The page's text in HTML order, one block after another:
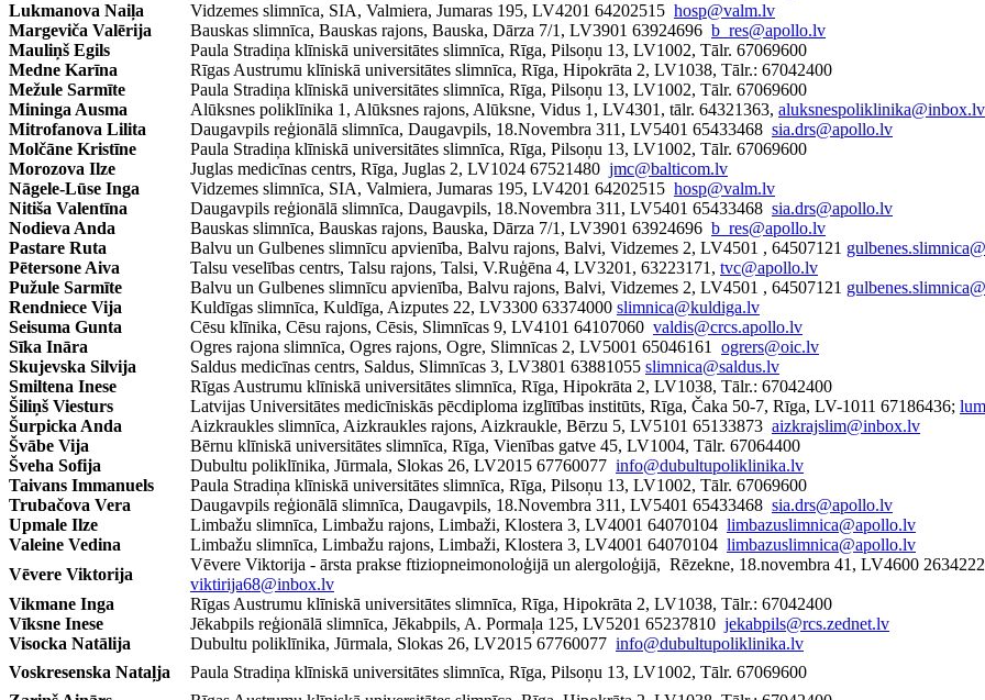
Lukmanova Naiļa
Vidzemes slimnīca, SIA, Valmiera, Jumaras 195, LV4201 64202515 hosp@valm.lv
Margeviča Valērija
Bauskas slimnīca, Bauskas rajons, Bauska, Dārza 7/1, LV3901 63924696 b_res@apollo.lv
Mauliņš Egils
Paula Stradiņa klīniskā universitātes slimnīca, Rīga, Pilsoņu 13, LV1002, Tālr. 67069600
Medne Karīna
Rīgas Austrumu klīniskā universitātes slimnīca, Rīga, Hipokrāta 2, LV1038, Tālr.: 67042400
Mežule Sarmīte
Paula Stradiņa klīniskā universitātes slimnīca, Rīga, Pilsoņu 13, LV1002, Tālr. 67069600
Mininga Ausma
Alūksnes poliklīnika 1, Alūksnes rajons, Alūksne, Vidus 1, LV4301, tālr. 64321363, aluksnespoliklinika@inbox.lv
Mitrofanova Lilita
Daugavpils reģionālā slimnīca, Daugavpils, 18.Novembra 311, LV5401 65433468 sia.drs@apollo.lv
Molčāne Kristīne
Paula Stradiņa klīniskā universitātes slimnīca, Rīga, Pilsoņu 13, LV1002, Tālr. 67069600
Morozova Ilze
Juglas medicīnas centrs, Rīga, Juglas 2, LV1024 67521480 jmc@balticom.lv
Nāgele-Lūse Inga
Vidzemes slimnīca, SIA, Valmiera, Jumaras 195, LV4201 64202515 hosp@valm.lv
Nitiša Valentīna
Daugavpils reģionālā slimnīca, Daugavpils, 18.Novembra 311, LV5401 65433468 sia.drs@apollo.lv
Nodieva Anda
Bauskas slimnīca, Bauskas rajons, Bauska, Dārza 7/1, LV3901 63924696 b_res@apollo.lv
Pastare Ruta
Balvu un Gulbenes slimnīcu apvienība, Balvu rajons, Balvi, Vidzemes 2, LV4501 , 64507121
Pētersone Aiva
Talsu veselības centrs, Talsu rajons, Talsi, V.Ruģēna 4, LV3201, 63223171, tvc@apollo.lv
Pužule Sarmīte
Balvu un Gulbenes slimnīcu apvienība, Balvu rajons, Balvi, Vidzemes 2, LV4501 , 64507121
Rendniece Vija
Kuldīgas slimnīca, Kuldīga, Aizputes 22, LV3300 63374000 slimnica@kuldiga.lv
Seisuma Gunta
Cēsu klīnika, Cēsu rajons, Cēsis, Slimnīcas 9, LV4101 64107060 valdis@crcs.apollo.lv
Sīka Ināra
Ogres rajona slimnīca, Ogres rajons, Ogre, Slimnīcas 2, LV5001 65046161 ogrers@oic.lv
Skujevska Silvija
Saldus medicīnas centrs, Saldus, Slimnīcas 3, LV3801 63881055 slimnica@saldus.lv
Smiltena Inese
Rīgas Austrumu klīniskā universitātes slimnīca, Rīga, Hipokrāta 2, LV1038, Tālr.: 67042400
Šiliņš Viesturs
Latvijas Universitātes medicīniskās pēcdiploma izglītības institūts, Rīga, Čaka 50-7, Rīga, LV-1011 67186436;
Šurpicka Anda
Aizkraukles slimnīca, Aizkraukles rajons, Aizkraukle, Bērzu 5, LV5101 65133873 aizkrajslim@inbox.lv
Švābe Vija
Bērnu klīniskā universitātes slimnīca, Rīga, Vienības gatve 45, LV1004, Tālr. 67064400
Šveha Sofija
Dubultu poliklīnika, Jūrmala, Slokas 26, LV2015 67760077 info@dubultupoliklinika.lv
Taivans Immanuels
Paula Stradiņa klīniskā universitātes slimnīca, Rīga, Pilsoņu 13, LV1002, Tālr. 67069600
Trubačova Vera
Daugavpils reģionālā slimnīca, Daugavpils, 18.Novembra 311, LV5401 65433468 sia.drs@apollo.lv
Upmale Ilze
Limbažu slimnīca, Limbažu rajons, Limbaži, Klostera 3, LV4001 64070104 limbazuslimnica@apollo.lv
Valeine Vedina
Limbažu slimnīca, Limbažu rajons, Limbaži, Klostera 3, LV4001 64070104 limbazuslimnica@apollo.lv
Vēvere Viktorija
Vēvere Viktorija - ārsta prakse ftiziopneimonoloģijā un alergoloģijā, Rēzekne, 18.novembra 41, LV4600
viktirija68@inbox.lv
Vikmane Inga
Rīgas Austrumu klīniskā universitātes slimnīca, Rīga, Hipokrāta 2, LV1038, Tālr.: 67042400
Vīksne Inese
Jēkabpils reģionālā slimnīca, Jēkabpils, A. Pormaļa 125, LV5201 65237810 jekabpils@rcs.zednet.lv
Visocka Natālija
Dubultu poliklīnika, Jūrmala, Slokas 26, LV2015 67760077 info@dubultupoliklinika.lv
Voskresenska Nataļja
Paula Stradiņa klīniskā universitātes slimnīca, Rīga, Pilsoņu 13, LV1002, Tālr. 67069600